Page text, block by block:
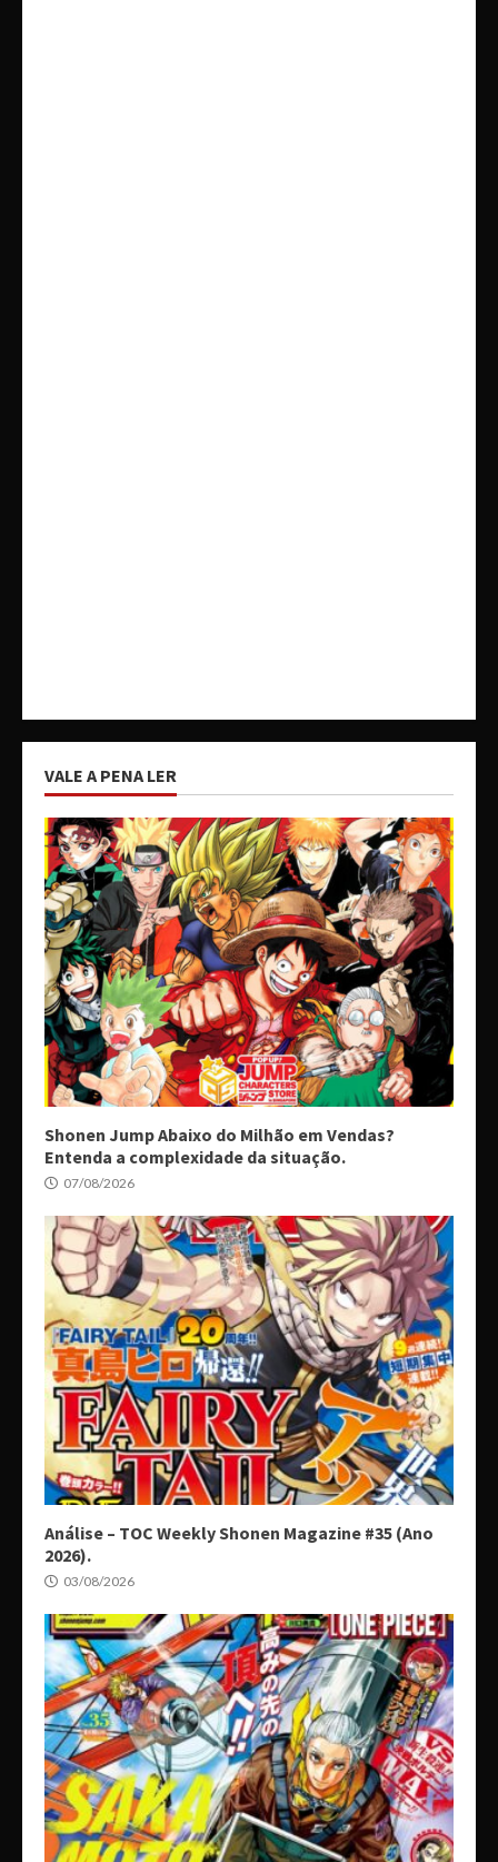
VALE A PENA LER
Shonen Jump Abaixo do Milhão em Vendas?
Entenda a complexidade da situação.
07/08/2026
Análise – TOC Weekly Shonen Magazine #35 (Ano
2026).
03/08/2026